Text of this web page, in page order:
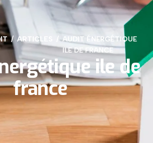
ARTICLES
AUDIT ÉNERGÉTIQUE
ILE DE FRANCE
ile de
france